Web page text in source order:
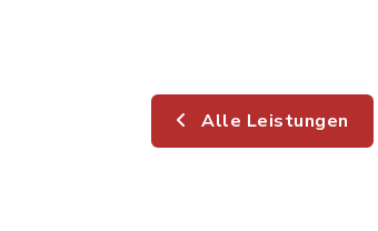
Alle Leistungen